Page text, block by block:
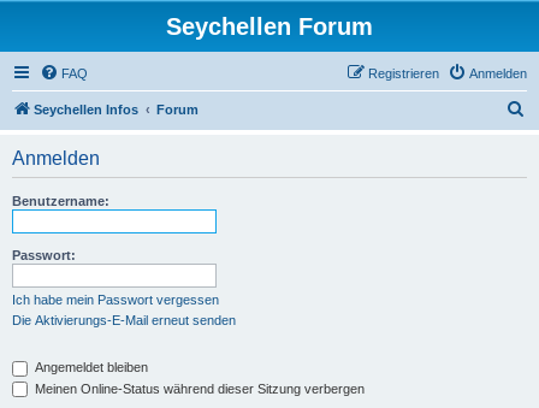
Seychellen Forum
FAQ Anmelden
Registrieren
Seychellen Infos Forum
Anmelden
Benutzername:
Passwort:
Ich habe mein Passwort vergessen
Die Aktivierungs-E-Mail erneut senden
Angemeldet bleiben
Meinen Online-Status während dieser Sitzung verbergen